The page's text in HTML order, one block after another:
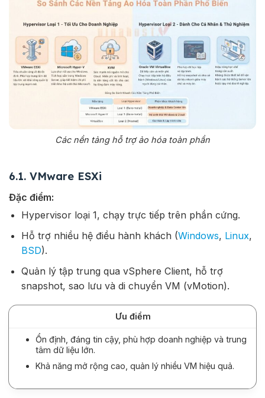
Các nền tảng hỗ trợ ảo hóa toàn phần
6.1. VMware ESXi
Đặc điểm:
Hypervisor loại 1, chạy trực tiếp trên phần cứng.
Hỗ trợ nhiều hệ điều hành khách (Windows, Linux,
BSD).
Quản lý tập trung qua vSphere Client, hỗ trợ
snapshot, sao lưu và di chuyển VM (vMotion).
Ưu điểm
Ổn định, đáng tin cậy, phù hợp doanh nghiệp và trung
tâm dữ liệu lớn.
Khả năng mở rộng cao, quản lý nhiều VM hiệu quả.